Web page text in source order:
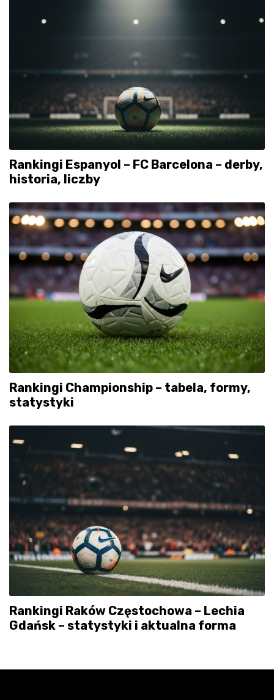
Rankingi Espanyol – FC Barcelona – derby,
historia, liczby
Rankingi Championship – tabela, formy,
statystyki
Rankingi Raków Częstochowa – Lechia
Gdańsk – statystyki i aktualna forma